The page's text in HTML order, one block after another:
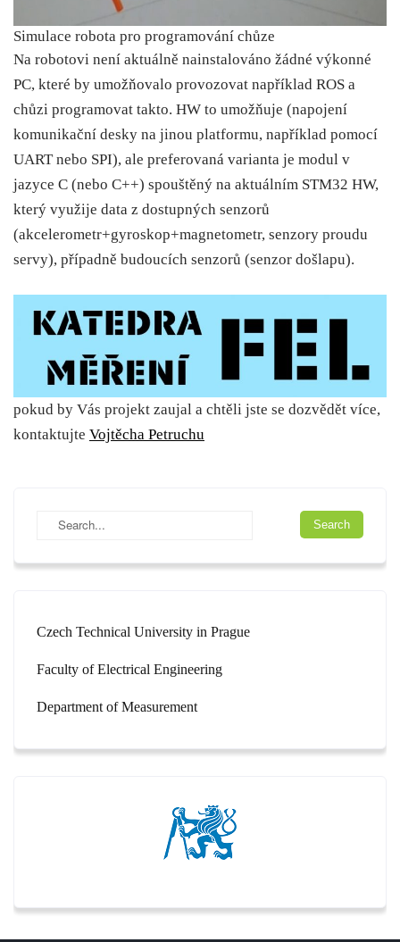
Simulace robota pro programování chůze
Na robotovi není aktuálně nainstalováno žádné výkonné
PC, které by umožňovalo provozovat například ROS a
chůzi programovat takto. HW to umožňuje (napojení
komunikační desky na jinou platformu, například pomocí
UART nebo SPI), ale preferovaná varianta je modul v
jazyce C (nebo C++) spouštěný na aktuálním STM32 HW,
který využije data z dostupných senzorů
(akcelerometr+gyroskop+magnetometr, senzory proudu
servy), případně budoucích senzorů (senzor došlapu).
pokud by Vás projekt zaujal a chtěli jste se dozvědět více,
kontaktujte Vojtěcha Petruchu
Czech Technical University in Prague
Faculty of Electrical Engineering
Department of Measurement